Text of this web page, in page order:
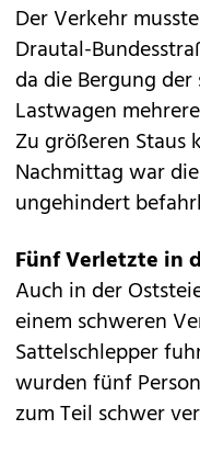
Der Verkehr
Drautal-
da die Bergung
Lastwagen
Zu größeren Staus
Nachmittag war
ungehindert
Fünf Verletzte in
Auch in der
einem schweren
Sattelschlepper
wurden fünf
zum Teil schwer